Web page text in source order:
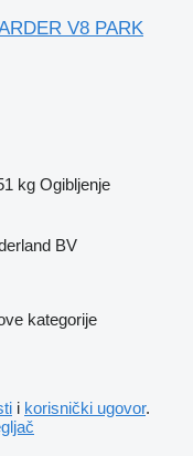
V8 PARK
kg Ogibljenje
BV
kategorije
i korisnički ugovor.